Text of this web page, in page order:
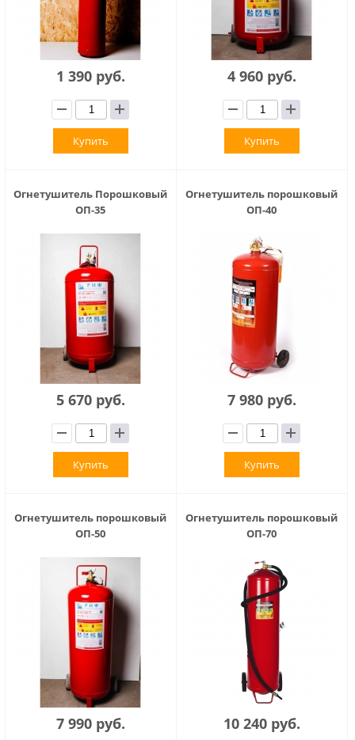
1 390 руб.
Купить
4 960 руб.
Купить
Огнетушитель Порошковый
ОП-35
5 670 руб.
Купить
Огнетушитель порошковый
ОП-40
7 980 руб.
Купить
Огнетушитель порошковый
ОП-50
7 990 руб.
Огнетушитель порошковый
ОП-70
10 240 руб.